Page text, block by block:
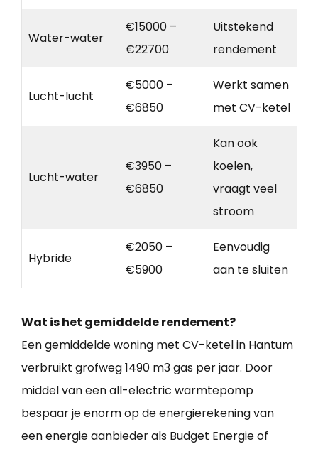
Water-water
€15000 –
€22700
Uitstekend
rendement
Lucht-lucht
€5000 –
€6850
Werkt samen
met CV-ketel
Lucht-water
€3950 –
€6850
Kan ook
koelen,
vraagt veel
stroom
Hybride
€2050 –
€5900
Eenvoudig
aan te sluiten
Wat is het gemiddelde rendement?
Een gemiddelde woning met CV-ketel in Hantum
verbruikt grofweg 1490 m3 gas per jaar. Door
middel van een all-electric warmtepomp
bespaar je enorm op de energierekening van
een energie aanbieder als Budget Energie of